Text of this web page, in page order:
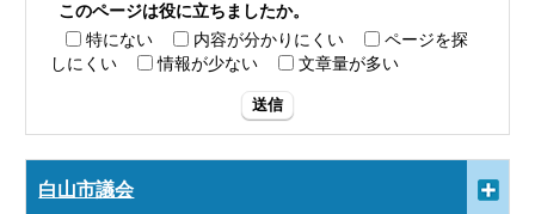
このページは役に立ちましたか。
特にない
内容が分かりにくい
ページを探
しにくい
情報が少ない 文章量が多い
送信
白山市議会